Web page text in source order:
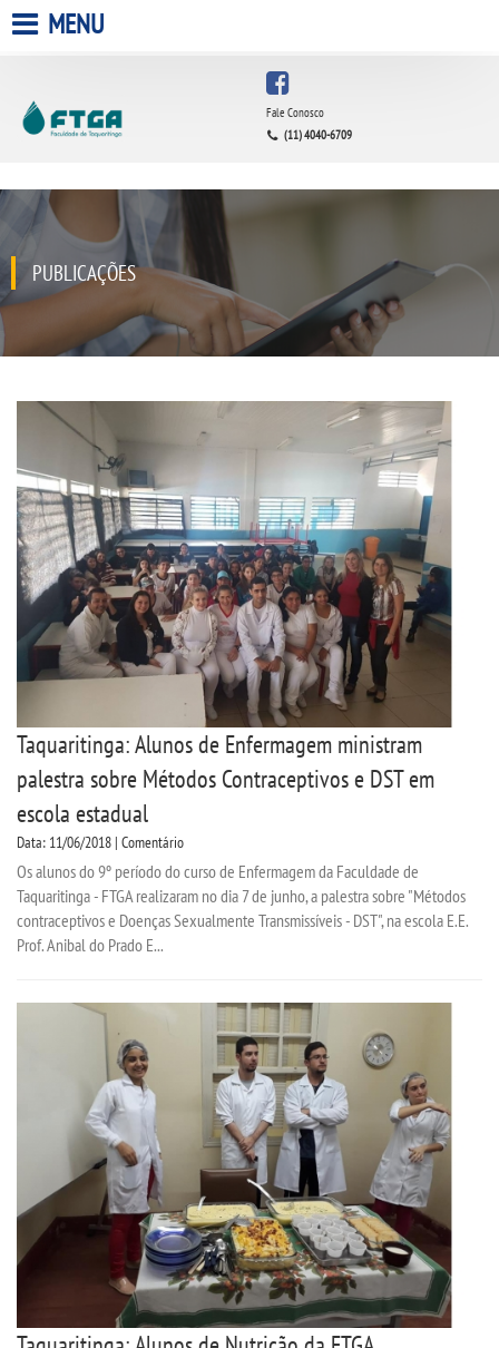
A FACULDADE
QUEM SOMOS
INFRAESTRUTURA
CPA
CPSA
PROUNI
ENADE
NAD
COMITÊ DE ÉTICA
PESQUISA DE EXTENSÃO
CURSOS
BACHARELADOS
TECNOLÓGICOS
EXTENSÃO
VESTIBULAR
INSCREVA-SE
TRANSFERÊNCIA
MENU
Fale Conosco
(11) 4040-6709
PUBLICAÇÕES
Taquaritinga: Alunos de Enfermagem ministram
palestra sobre Métodos Contraceptivos e DST em
escola estadual
Data: 11/06/2018 | Comentário
Os alunos do 9º período do curso de Enfermagem da Faculdade de
Taquaritinga - FTGA realizaram no dia 7 de junho, a palestra sobre "Métodos
contraceptivos e Doenças Sexualmente Transmissíveis - DST", na escola E.E.
Prof. Anibal do Prado E...